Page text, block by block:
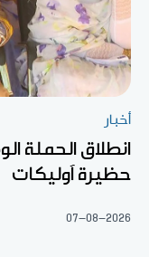
أخبار
انطلاق الحملة
حظيرة آوليكات
07-08-2026